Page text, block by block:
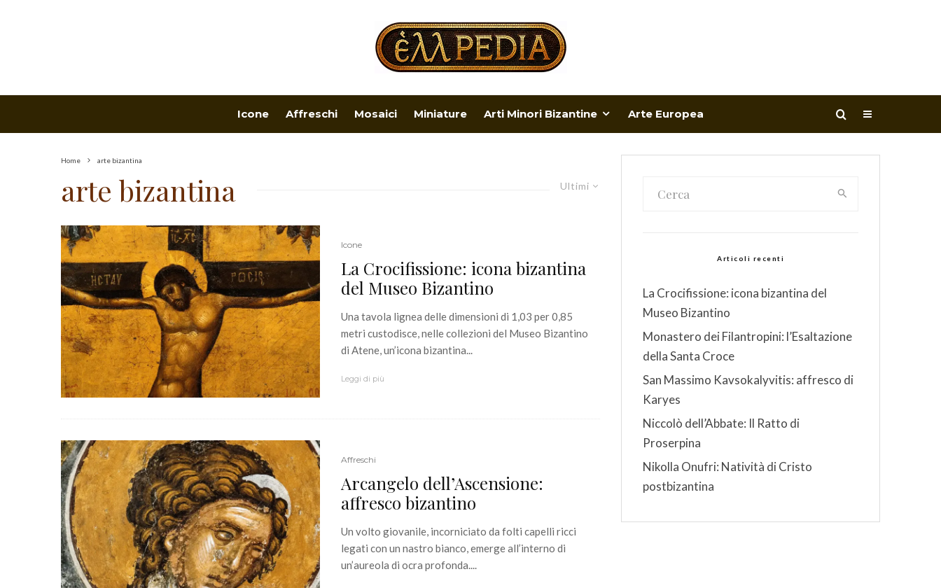
Icone Affreschi Mosaici Miniature Arti Minori Bizantine Arte Europea
Home arte bizantina
Ultimi
arte bizantina
Icone
La Crocifissione: icona bizantina
del Museo Bizantino
Una tavola lignea delle dimensioni di 1,03 per 0,85
metri custodisce, nelle collezioni del Museo Bizantino
di Atene, un’icona bizantina...
Leggi di più
Affreschi
Arcangelo dell’Ascensione:
affresco bizantino
Un volto giovanile, incorniciato da folti capelli ricci
legati con un nastro bianco, emerge all’interno di
un’aureola di ocra profonda....
Articoli recenti
La Crocifissione: icona bizantina del
Museo Bizantino
Monastero dei Filantropini: l’Esaltazione
della Santa Croce
San Massimo Kavsokalyvitis: affresco di
Karyes
Niccolò dell’Abbate: Il Ratto di
Proserpina
Nikolla Onufri: Natività di Cristo
postbizantina